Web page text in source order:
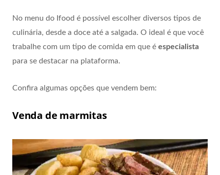
No menu do Ifood é possível escolher diversos tipos de
culinária, desde a doce até a salgada. O ideal é que você
trabalhe com um tipo de comida em que é especialista
para se destacar na plataforma.
Confira algumas opções que vendem bem:
Venda de marmitas